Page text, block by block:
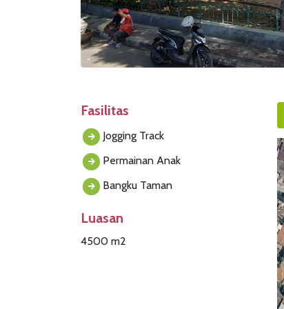
Fasilitas
Jogging Track
Permainan Anak
Bangku Taman
Luasan
4500 m2